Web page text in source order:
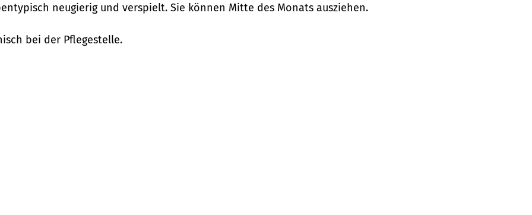
neugierig und verspielt. Sie können Mitte des Monats ausziehen.
bei der Pflegestelle.